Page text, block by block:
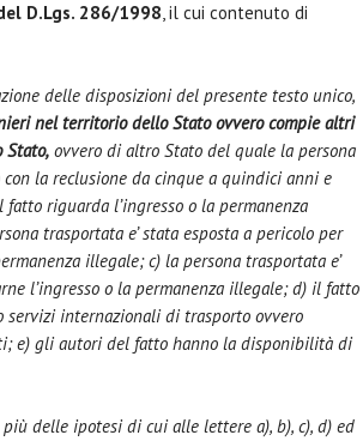
D.Lgs. 286/1998, il cui contenuto di
delle disposizioni del presente testo unico,
nel territorio dello Stato ovvero compie altri
Stato, ovvero di altro Stato del quale la persona
la reclusione da cinque a quindici anni e
riguarda l’ingresso o la permanenza
trasportata e’ stata esposta a pericolo per
illegale; c) la persona trasportata e’
l’ingresso o la permanenza illegale; d) il fatto
servizi internazionali di trasporto ovvero
e) gli autori del fatto hanno la disponibilità di
delle ipotesi di cui alle lettere a), b), c), d) ed